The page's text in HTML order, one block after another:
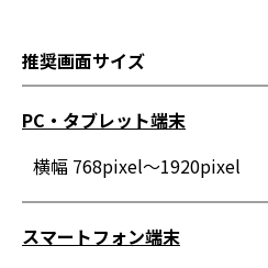
推奨画面サイズ
PC・タブレット端末
横幅 768pixel～1920pixel
スマートフォン端末